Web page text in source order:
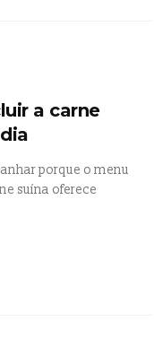
a carne
porque o menu
suína oferece